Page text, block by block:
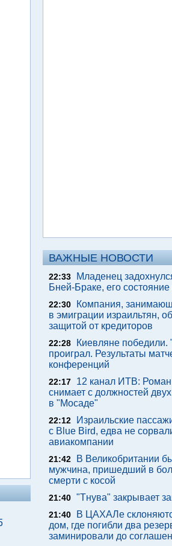
ВАЖНЫЕ НОВОСТИ
22:33
Младенец
Бней-Браке, его состояние
22:30
Компания,
в эмиграции израильтян,
защитой от кредиторов
22:28
Киевляне победили.
проиграл. Результаты
конференций
22:17
12 канал ИТВ:
снимает с должностей
в "Мосаде"
22:12
Израильские
с Blue Bird, едва не
авиакомпании
21:42
В Великобритании
мужчина, пришедший в
смерти с косой
21:40 "Тнува" закрывает
21:40
В ЦАХАЛе
дом, где погибли два
заминировали до